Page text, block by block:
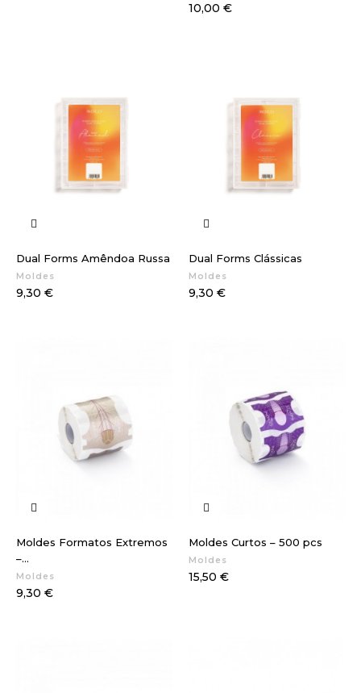
Preço
10,00 €
Dual Forms Amêndoa Russa
Moldes
Preço
9,30 €
Dual Forms Clássicas
Moldes
Preço
9,30 €
Moldes Formatos Extremos
–...
Moldes
Preço
9,30 €
Moldes Curtos – 500 pcs
Moldes
Preço
15,50 €